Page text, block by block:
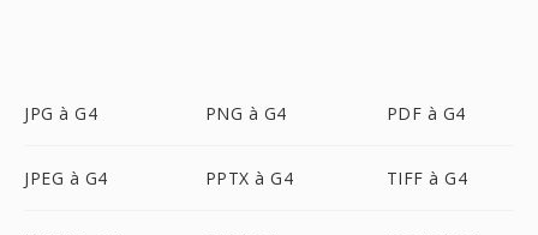
JPG à G4 PNG à G4 PDF à G4
JPEG à G4 PPTX à G4 TIFF à G4